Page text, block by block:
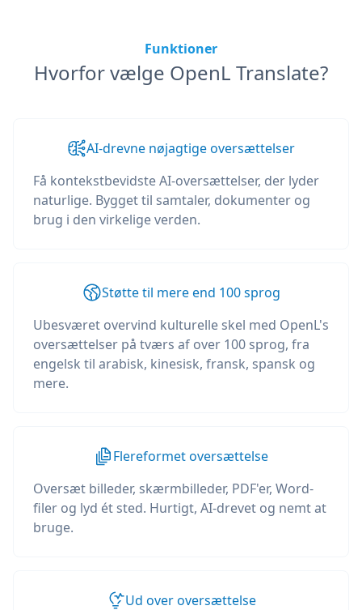
Funktioner
Hvorfor vælge OpenL Translate?
AI-drevne nøjagtige oversættelser
Få kontekstbevidste AI-oversættelser, der lyder
naturlige. Bygget til samtaler, dokumenter og
brug i den virkelige verden.
Støtte til mere end 100 sprog
Ubesværet overvind kulturelle skel med OpenL's
oversættelser på tværs af over 100 sprog, fra
engelsk til arabisk, kinesisk, fransk, spansk og
mere.
Flereformet oversættelse
Oversæt billeder, skærmbilleder, PDF'er, Word-
filer og lyd ét sted. Hurtigt, AI-drevet og nemt at
bruge.
Ud over oversættelse